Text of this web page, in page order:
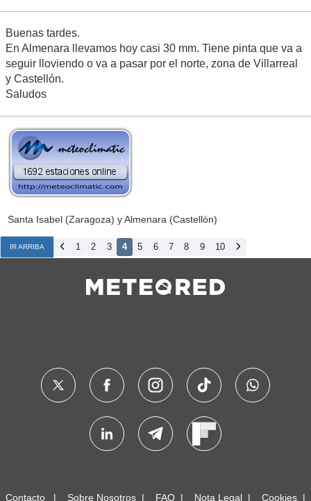
Buenas tardes.
En Almenara llevamos hoy casi 30 mm. Tiene pinta que va a
seguir lloviendo o va a pasar por el norte, zona de Villarreal
y Castellón.
Saludos
Santa Isabel (Zaragoza) y Almenara (Castellón)
IR ARRIBA 1 2 3 4 5 6 7 8 9 10
Contacto Sobre Nosotros FAQ Nota Legal Cookies